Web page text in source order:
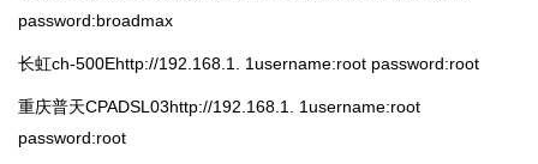
password:broadmax
长虹ch-500Ehttp://192.168.1. 1username:root password:root
重庆普天CPADSL03http://192.168.1. 1username:root
password:root